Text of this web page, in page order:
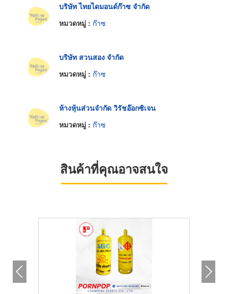
บริษัท ไทยไดมอนด์ก๊าซ จำกัด
หมวดหมู่ : ก๊าซ
บริษัท สวนสอง จำกัด
หมวดหมู่ : ก๊าซ
ห้างหุ้นส่วนจำกัด วิรัชอ๊อกซิเจน
หมวดหมู่ : ก๊าซ
สินค้าที่คุณอาจสนใจ